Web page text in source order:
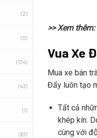
(2)
(0)
(134)
(43)
(1)
(67)
>> Xem thêm:
Vua Xe
Mua xe bán
Đẩy luôn tạo
Tất cả
khép kín.
cùng với